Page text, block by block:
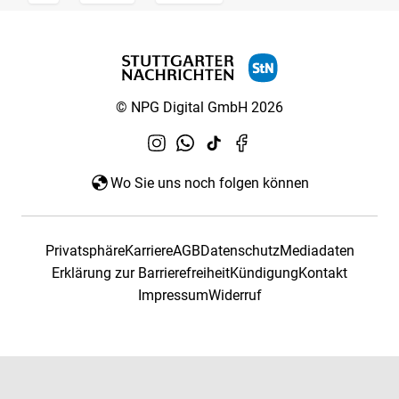
© NPG Digital GmbH 2026
Wo Sie uns noch folgen können
PrivatsphäreKarriereAGBDatenschutzMediadaten
Erklärung zur BarrierefreiheitKündigungKontakt
ImpressumWiderruf